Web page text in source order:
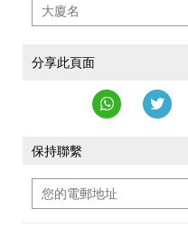
分享此頁面
保持聯繫